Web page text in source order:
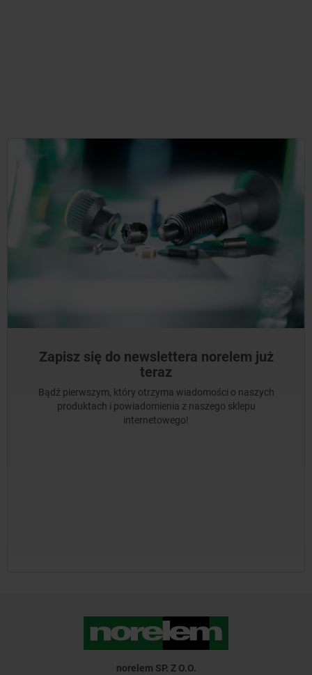
Zapisz się do newslettera norelem już
teraz
Bądź pierwszym, który otrzyma wiadomości o naszych
produktach i powiadomienia z naszego sklepu
internetowego!
norelem SP. Z O.O.